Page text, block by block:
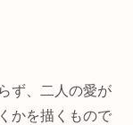
ず、二人の愛が
かを描くもので